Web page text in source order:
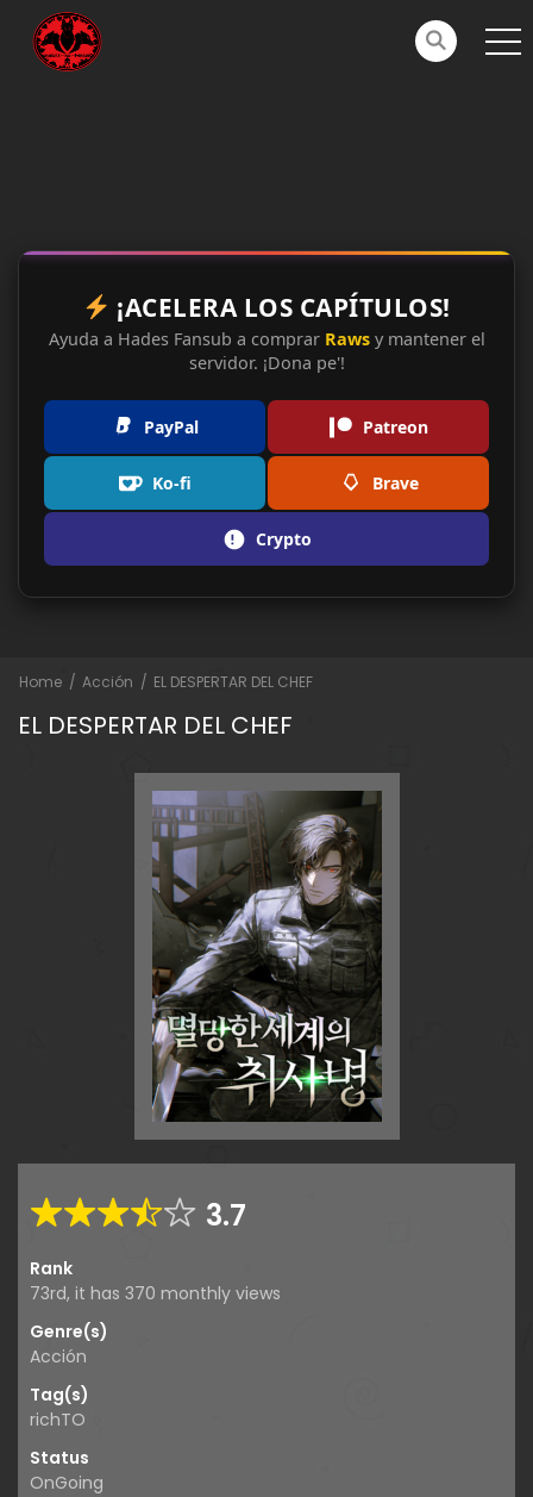
¡ACELERA LOS CAPÍTULOS!
Ayuda a Hades Fansub a comprar Rawsy mantener el
servidor. ¡Dona pe'!
PayPal Patreon
Ko-fi Brave
Crypto
Home Acción EL DESPERTAR DEL CHEF
EL DESPERTAR DEL CHEF
3.7
Rank
73rd, it has 370 monthly views
Genre(s)
Acción
Tag(s)
richTO
Status
OnGoing